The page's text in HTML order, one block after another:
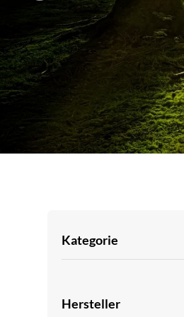
Kategorie
Hersteller